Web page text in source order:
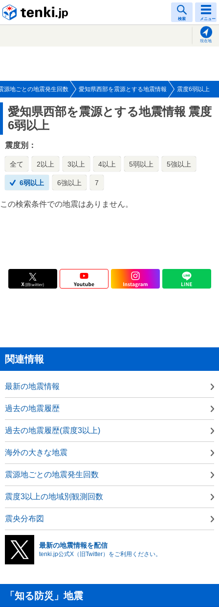
検索 メニュー
現在地
源地ごとの地震発生回数 愛知県西部を震源とする地震情報 震度6弱以上
愛知県西部を震源とする地震情報 震度
6弱以上
震度別：
全て 2以上 3以上 4以上 5弱以上 5強以上
6弱以上 6強以上 7
この検索条件での地震はありません。
関連情報
最新の地震情報
過去の地震履歴
過去の地震履歴(震度3以上)
海外の大きな地震
震源地ごとの地震発生回数
震度3以上の地域別観測回数
震央分布図
最新の地震情報を配信
tenki.jp公式X（旧Twitter）をご利用ください。
「知る防災」地震